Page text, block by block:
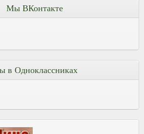
Мы ВКонтакте
в Одноклассниках